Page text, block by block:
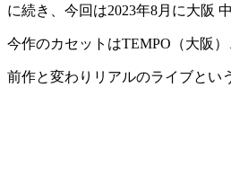
に続き、今回は2023年8月に大阪
今作のカセットはTEMPO（大阪
前作と変わりリアルのライブとい